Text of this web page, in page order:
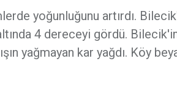
yoğunluğunu artırdı.
4 dereceyi gördü.
yağmayan kar yağdı. Köy